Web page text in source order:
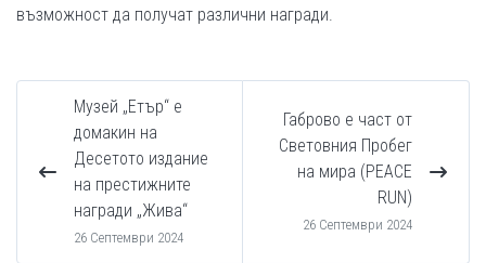
възможност да получат различни награди.
Музей „Етър“ е
домакин на
Десетото издание
на престижните
награди „Жива“
26 Септември 2024
Габрово е част от
Световния Пробег
на мира (PEACE
RUN)
26 Септември 2024